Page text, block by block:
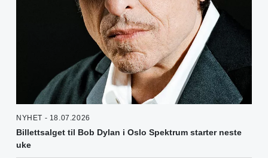
NYHET - 18.07.2026
Billettsalget til Bob Dylan i Oslo Spektrum starter neste
uke